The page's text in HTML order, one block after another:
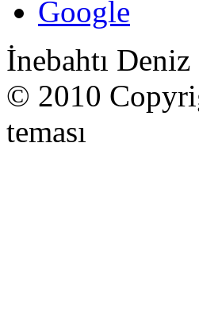
Google
İnebahtı Deniz
© 2010
teması